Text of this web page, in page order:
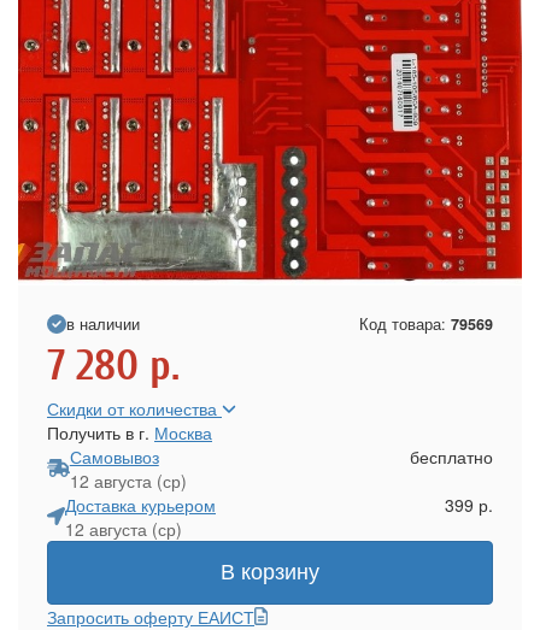
в наличии Код товара: 79569
7 280 р.
Скидки от количества
Получить в г. Москва
Самовывоз
12 августа (ср)
бесплатно
Доставка курьером
12 августа (ср)
399 р.
В корзину
Запросить оферту ЕАИСТ